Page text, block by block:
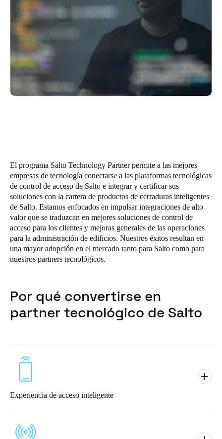
United Kingdom
English
English
France
Français
FrançaisNederlandsEnglish
Spain
Español
Portugal
Português
Russia
Russian
Czech Republic
Danskere
El programa Salto Technology Partner permite a las mejores
empresas de tecnología conectarse a las plataformas tecnológicas
de control de acceso de Salto e integrar y certificar sus
soluciones con la cartera de productos de cerraduras inteligentes
de Salto. Estamos enfocados en impulsar integraciones de alto
valor que se traduzcan en mejores soluciones de control de
acceso para los clientes y mejoras generales de las operaciones
para la administración de edificios. Nuestros éxitos resultan en
una mayor adopción en el mercado tanto para Salto como para
nuestros partners tecnológicos.
Por qué convertirse en
partner tecnológico de Salto
Experiencia de acceso inteligente
usuarios. Conecte de forma fácil y económica el hardware de
control de accesos a la infraestructura de seguridad. Las